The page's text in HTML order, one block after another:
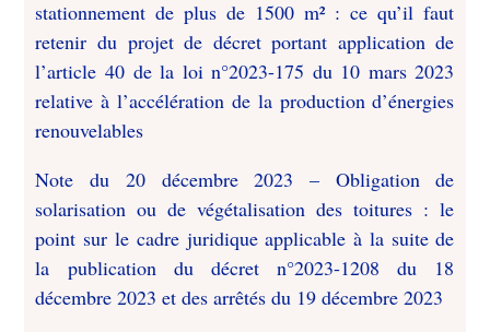
stationnement de plus de 1500 m² : ce qu’il faut
retenir du projet de décret portant application de
l’article 40 de la loi n°2023-175 du 10 mars 2023
relative à l’accélération de la production d’énergies
renouvelables
Note du 20 décembre 2023 – Obligation de
solarisation ou de végétalisation des toitures : le
point sur le cadre juridique applicable à la suite de
la publication du décret n°2023-1208 du 18
décembre 2023 et des arrêtés du 19 décembre 2023